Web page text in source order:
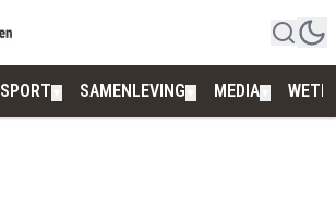
SPORT SAMENLEVING MEDIA